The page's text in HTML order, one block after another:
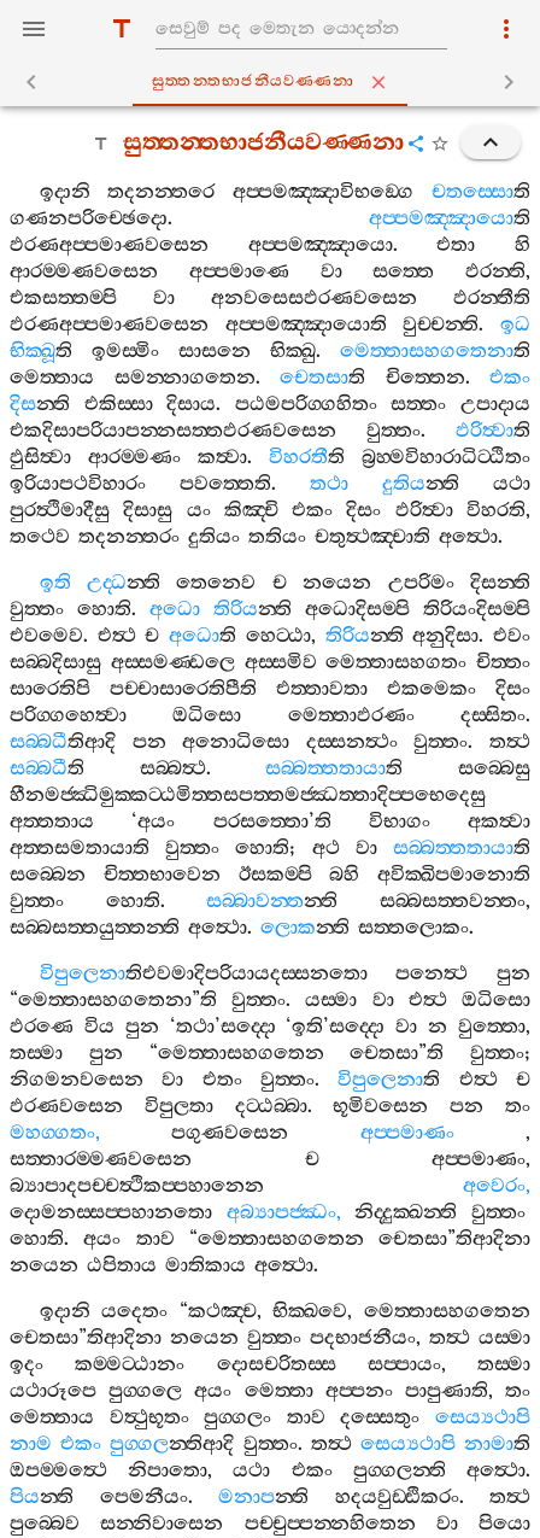
සුත‍්තන‍්තභාජනීයවණ‍්ණනා
සුත‍්තන‍්තභාජනීයවණ‍්ණනා
ඉදානි තදනන‍්තරෙ අප‍්පමඤ‍්ඤාවිභඞ‍්ගෙ චතස‍්සොති
ගණනපරිච‍්ඡෙදො. අප‍්පමඤ‍්ඤායොති
ඵරණඅප‍්පමාණවසෙන
අප‍්පමඤ‍්ඤායො.එතා
හි
ආරම‍්මණවසෙන
අප‍්පමාණෙ වා සත‍්තෙ ඵරන‍්ති,
එකසත‍්තම‍්පි
වා අනවසෙසඵරණවසෙන
ඵරන‍්තීති
ඵරණඅප‍්පමාණවසෙන
අප‍්පමඤ‍්ඤායොති වුච‍්චන‍්ති.ඉධ
භික‍්ඛූති ඉමස‍්මිං සාසනෙ භික‍්ඛු. මෙත‍්තාසහගතෙනාති
මෙත‍්තාය
සමන‍්නාගතෙන. චෙතසාති චිත‍්තෙන. එකං
දිසන‍්ති එකිස‍්සා දිසාය. පඨමපරිග‍්ගහිතං සත‍්තං
උපාදාය
එකදිසාපරියාපන‍්නසත‍්තඵරණවසෙන
වුත‍්තං. ඵරිත්‍වාති
ඵුසිත්‍වා
ආරම‍්මණං කත්‍වා. විහරතීති
බ්‍රහ‍්මවිහාරාධිට‍්ඨිතං
ඉරියාපථවිහාරං
පවත‍්තෙති. තථා දුතියන‍්ති
යථා
පුරත්‍ථිමාදීසු දිසාසු යං කිඤ‍්චි එකං දිසං ඵරිත්‍වා විහරති,
තථෙව තදනන‍්තරං දුතියං තතියං චතුත්‍ථඤ‍්චාති අත්‍ථො.
ඉති
උද‍්ධන‍්ති තෙනෙව ච නයෙන උපරිමං
දිසන‍්ති
වුත‍්තං හොති. අධො තිරියන‍්ති අධොදිසම‍්පි තිරියංදිසම‍්පි
එවමෙව. එත්‍ථ ච අධොති හෙට‍්ඨා, තිරියන‍්ති අනුදිසා.එවං
සබ‍්බදිසාසු අස‍්සමණ‍්ඩලෙ අස‍්සමිව මෙත‍්තාසහගතං චිත‍්තං
සාරෙතිපි
පච‍්චාසාරෙතිපීති එත‍්තාවතා එකමෙකං
දිසං
පරිග‍්ගහෙත්‍වා
ඔධිසො මෙත‍්තාඵරණං දස‍්සිතං.
සබ‍්බධීතිආදි පන අනොධිසො දස‍්සනත්‍ථං වුත‍්තං.තත්‍ථ
සබ‍්බධීති සබ‍්බත්‍ථ.සබ‍්බත‍්තතායාති
සබ‍්බෙසු
හීනමජ‍්ඣිමුක‍්කට‍්ඨමිත‍්තසපත‍්තමජ‍්ඣත‍්තාදිප‍්පභෙදෙසු
අත‍්තතාය ‘අයං පරසත‍්තො’ති විභාගං
අකත්‍වා
අත‍්තසමතායාති
වුත‍්තං හොති; අථ වා සබ‍්බත‍්තතායාති
සබ‍්බෙන
චිත‍්තභාවෙන ඊසකම‍්පි බහි
අවික‍්ඛිපමානොති
වුත‍්තං
හොති.සබ‍්බාවන‍්තන‍්ති සබ‍්බසත‍්තවන‍්තං,
සබ‍්බසත‍්තයුත‍්තන‍්ති අත්‍ථො. ලොකන‍්ති සත‍්තලොකං.
විපුලෙනාතිඑවමාදිපරියායදස‍්සනතො පනෙත්‍ථ
පුන
“මෙත‍්තාසහගතෙනා”ති වුත‍්තං.යස‍්මා වා එත්‍ථ
ඔධිසො
ඵරණෙ විය පුන ‘තථා’සද‍්දො ‘ඉති’සද‍්දො වා න වුත‍්තො,
තස‍්මා
පුන “මෙත‍්තාසහගතෙන චෙතසා”ති වුත‍්තං;
නිගමනවසෙන
වා එතං වුත‍්තං.විපුලෙනාති එත්‍ථ
ච
ඵරණවසෙන
විපුලතා දට‍්ඨබ‍්බා.භූමිවසෙන පන
තං
මහග‍්ගතං, පගුණවසෙන අප‍්පමාණං,
සත‍්තාරම‍්මණවසෙන
ච අප‍්පමාණං,
බ්‍යාපාදපච‍්චත්‍ථිකප‍්පහානෙන
අවෙරං,
දොමනස‍්සප‍්පහානතො
අබ්‍යාපජ‍්ඣං, නිද‍්දුක‍්ඛන‍්ති
වුත‍්තං
හොති.අයං තාව “මෙත‍්තාසහගතෙන චෙතසා”තිආදිනා
නයෙන ඨපිතාය මාතිකාය අත්‍ථො.
ඉදානි යදෙතං “කථඤ‍්ච,භික‍්ඛවෙ, මෙත‍්තාසහගතෙන
චෙතසා”තිආදිනා නයෙන වුත‍්තං පදභාජනීයං, තත්‍ථ යස‍්මා
ඉදං
කම‍්මට‍්ඨානං දොසචරිතස‍්ස සප‍්පායං, තස‍්මා
යථාරූපෙ පුග‍්ගලෙ අයං මෙත‍්තා අප‍්පනං පාපුණාති,තං
මෙත‍්තාය
වත්‍ථුභූතං පුග‍්ගලං තාව දස‍්සෙතුං
සෙය්‍යථාපි
නාම එකං පුග‍්ගලන‍්තිආදි වුත‍්තං. තත්‍ථ සෙය්‍යථාපි නාමාති
ඔපම‍්මත්‍ථෙ
නිපාතො,යථා එකං පුග‍්ගලන‍්ති අත්‍ථො.
පියන‍්ති පෙමනීයං. මනාපන‍්ති හදයවුඩ‍්ඪිකරං. තත්‍ථ
පුබ‍්බෙව
සන‍්නිවාසෙන පච‍්චුප‍්පන‍්නහිතෙන වා
පියො